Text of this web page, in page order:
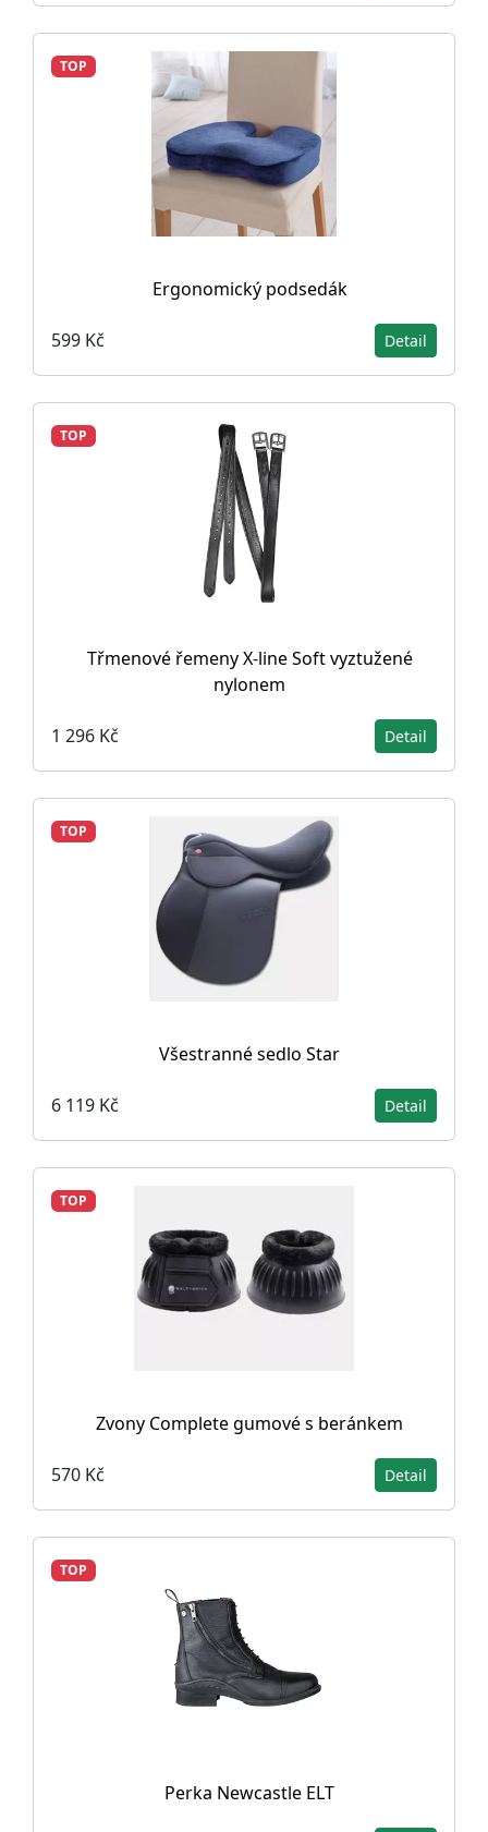
TOP
Ergonomický podsedák
599 Kč Detail
TOP
Třmenové řemeny X-line Soft vyztužené
nylonem
1 296 Kč Detail
TOP
Všestranné sedlo Star
6 119 Kč Detail
TOP
Zvony Complete gumové s beránkem
570 Kč Detail
TOP
Perka Newcastle ELT